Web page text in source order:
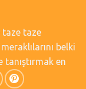
taze taze
belki
en